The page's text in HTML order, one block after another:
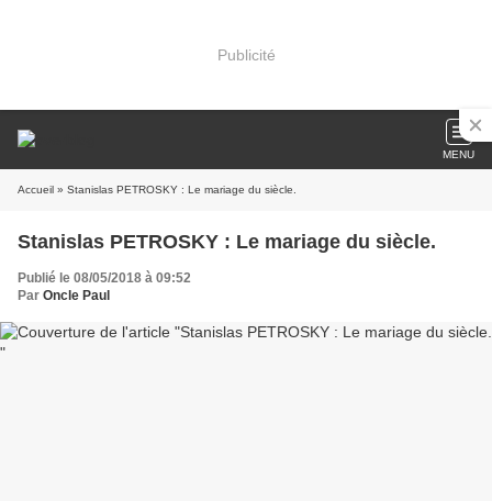
Publicité
MENU
Accueil » Stanislas PETROSKY : Le mariage du siècle.
Stanislas PETROSKY : Le mariage du siècle.
Publié le 08/05/2018 à 09:52
Par Oncle Paul